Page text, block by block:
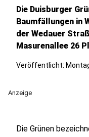
Die Duisburger
Baumfällungen in
der Wedauer
Masurenallee 26
Veröffentlicht:
Anzeige
Die Grünen